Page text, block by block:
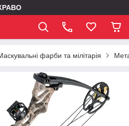
фарби та мілітарія